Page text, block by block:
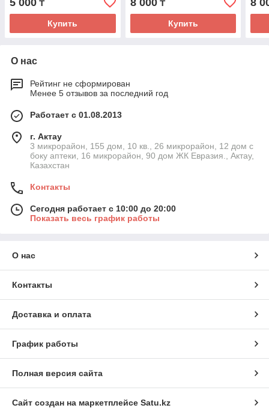
5 000 ₸
Купить
8 000₸
Купить
8
О нас
Рейтинг не сформирован
Менее 5 отзывов за последний год
Работает с 01.08.2013
г. Актау
3 микрорайон, 155 дом, 10 кв., 26 микрорайон, 12 дом с
боку аптеки, 16 микрорайон, 90 дом ЖК Евразия., Актау,
Казахстан
Контакты
Сегодня работает с 10:00 до 20:00
Показать весь график работы
О нас
Контакты
Доставка и оплата
График работы
Полная версия сайта
Сайт создан на маркетплейсе Satu.kz